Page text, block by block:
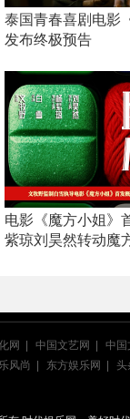
泰国青春喜剧电影
发布终极预告
电影《魔方小姐》
紫琼刘昊然转动魔
网 中国文艺网
中国
风尚 东方娱乐网 头